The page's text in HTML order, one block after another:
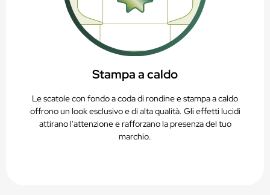
Stampa a caldo
Le scatole con fondo a coda di rondine e stampa a caldo
offrono un look esclusivo e di alta qualità. Gli effetti lucidi
attirano l'attenzione e rafforzano la presenza del tuo
marchio.